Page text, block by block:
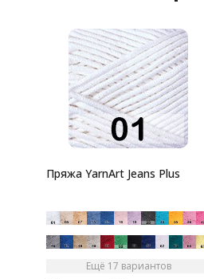
Пряжа YarnArt Jeans Plus
Ещё 17 вариантов